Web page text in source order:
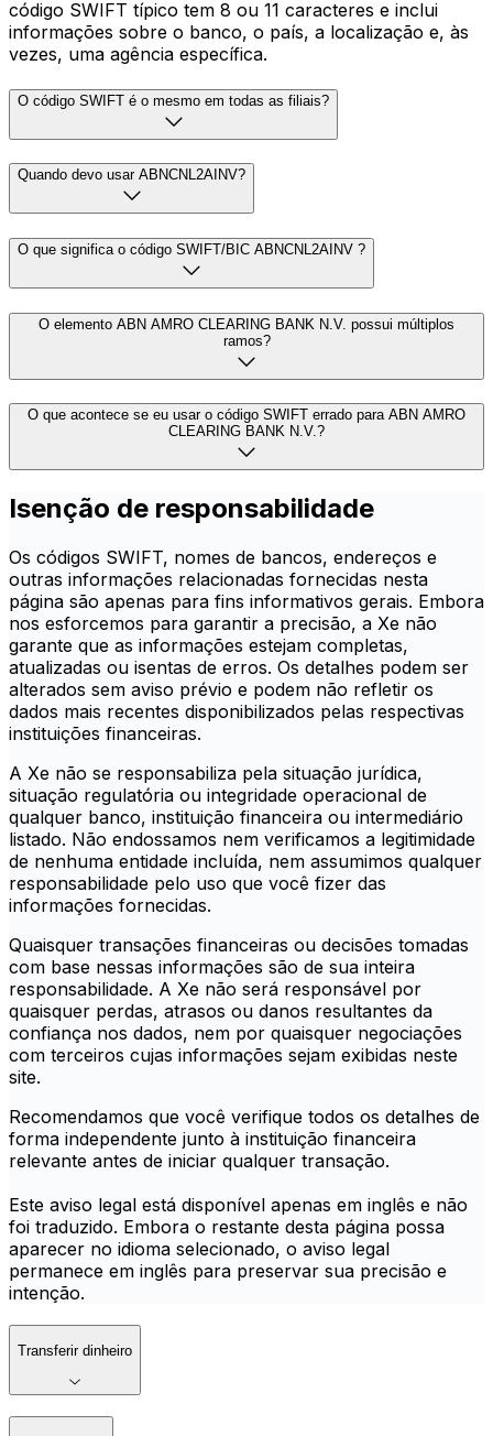
código SWIFT típico tem 8 ou 11 caracteres e inclui
informações sobre o banco, o país, a localização e, às
vezes, uma agência específica.
O código SWIFT é o mesmo em todas as filiais?
Quando devo usar ABNCNL2AINV?
O que significa o código SWIFT/BIC ABNCNL2AINV ?
O elemento ABN AMRO CLEARING BANK N.V. possui múltiplos
ramos?
O que acontece se eu usar o código SWIFT errado para ABN AMRO
CLEARING BANK N.V.?
Isenção de responsabilidade
Os códigos SWIFT, nomes de bancos, endereços e
outras informações relacionadas fornecidas nesta
página são apenas para fins informativos gerais. Embora
nos esforcemos para garantir a precisão, a Xe não
garante que as informações estejam completas,
atualizadas ou isentas de erros. Os detalhes podem ser
alterados sem aviso prévio e podem não refletir os
dados mais recentes disponibilizados pelas respectivas
instituições financeiras.
A Xe não se responsabiliza pela situação jurídica,
situação regulatória ou integridade operacional de
qualquer banco, instituição financeira ou intermediário
listado. Não endossamos nem verificamos a legitimidade
de nenhuma entidade incluída, nem assumimos qualquer
responsabilidade pelo uso que você fizer das
informações fornecidas.
Quaisquer transações financeiras ou decisões tomadas
com base nessas informações são de sua inteira
responsabilidade. A Xe não será responsável por
quaisquer perdas, atrasos ou danos resultantes da
confiança nos dados, nem por quaisquer negociações
com terceiros cujas informações sejam exibidas neste
site.
Recomendamos que você verifique todos os detalhes de
forma independente junto à instituição financeira
relevante antes de iniciar qualquer transação.
Este aviso legal está disponível apenas em inglês e não
foi traduzido. Embora o restante desta página possa
aparecer no idioma selecionado, o aviso legal
permanece em inglês para preservar sua precisão e
intenção.
Transferir dinheiro